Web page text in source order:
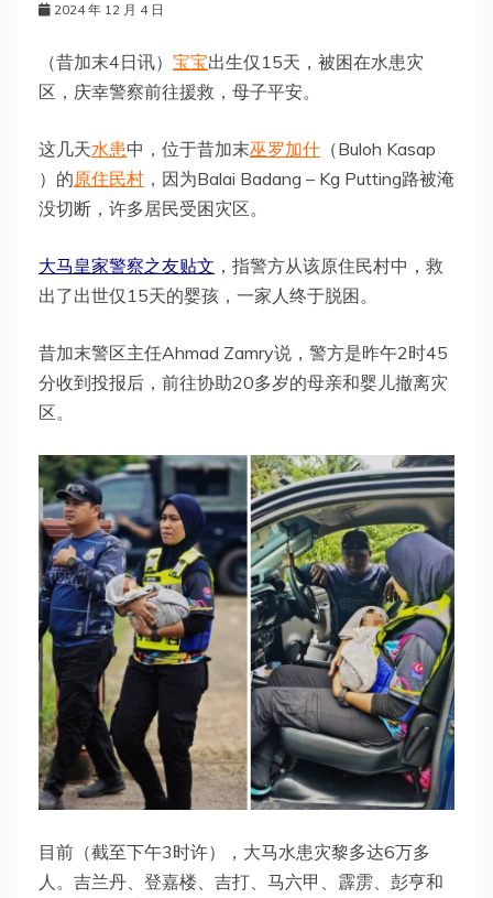
2024 年 12 月 4 日
（昔加末4日讯） 宝宝出生仅15天，被困在水患灾
区，庆幸警察前往援救，母子平安。
这几天水患中，位于昔加末巫罗加什 （Buloh Kasap
）的原住民村 ，因为Balai Badang – Kg Putting路被淹
没切断，许多居民受困灾区。
大马皇家警察之友贴文 ，指警方从该原住民村中，救
出了出世仅15天的婴孩，一家人终于脱困。
昔加末警区主任Ahmad Zamry说，警方是昨午2时45
分收到投报后，前往协助20多岁的母亲和婴儿撤离灾
区。
目前（截至下午3时许），大马水患灾黎多达6万多
人。吉兰丹、登嘉楼、吉打、马六甲、霹雳、彭亨和